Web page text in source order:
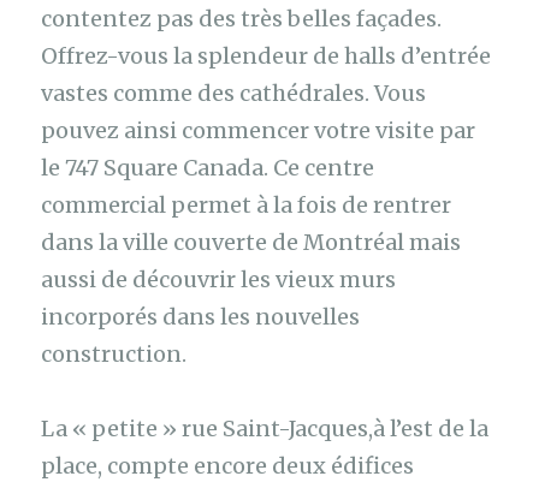
contentez pas des très belles façades.
Offrez-vous la splendeur de halls d’entrée
vastes comme des cathédrales. Vous
pouvez ainsi commencer votre visite par
le 747 Square Canada. Ce centre
commercial permet à la fois de rentrer
dans la ville couverte de Montréal mais
aussi de découvrir les vieux murs
incorporés dans les nouvelles
construction.
La « petite » rue Saint-Jacques,à l’est de la
place, compte encore deux édifices